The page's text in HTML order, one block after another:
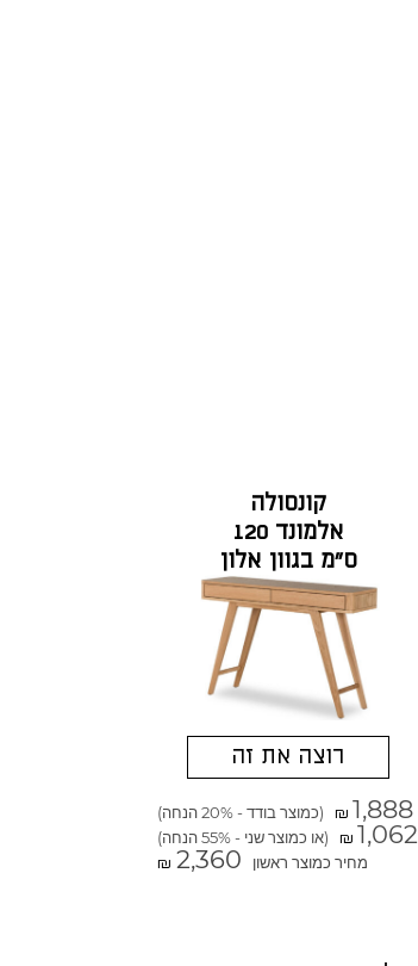
קונסולה
אלמונד 120
ס"מ בגוון אלון
טבעי
רוצה את זה
₪ 1,888 (כמוצר בודד - 20% הנחה)
₪ 1,062
(או כמוצר שני - 55% הנחה)
מחיר כמוצר ראשון
₪ 2,360